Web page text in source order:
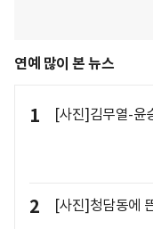
연예 많이 본 뉴스
1 [사진]김무열-윤
2 [사진]청담동에